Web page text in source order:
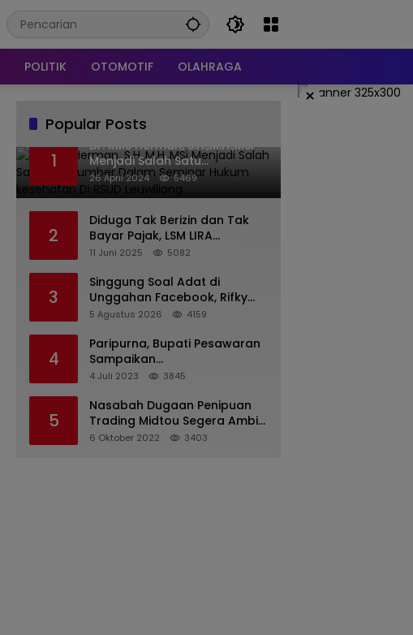
POLITIK OTOMOTIF OLAHRAGA
×
Popular Posts
1
Dr. KMS Herman, S.H.,M.H.,MSi
Menjadi Salah Satu
Narasumber Dalam Seminar
Hukum kesehatan Di RSUD
26 April 2024 5469
2
Diduga Tak Berizin dan Tak
Bayar Pajak, LSM LIRA
Laporkan Santerra de
Batu
11 Juni 2025 5082
3
Singgung Soal Adat di
Unggahan Facebook, Rifky
Desriana Minta Maaf ke PDA
5 Agustus 2026 4159
4
Paripurna, Bupati Pesawaran
Sampaikan
Pertanggungjawaban
4 Juli 2023 3845
5
Nasabah Dugaan Penipuan
Trading Midtou Segera Ambil
Langkah Hukum
6 Oktober 2022 3403